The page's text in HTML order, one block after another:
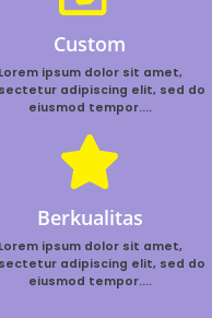
Custom
Lorem ipsum dolor sit amet,
adipiscing elit, sed do
eiusmod tempor....
Berkualitas
Lorem ipsum dolor sit amet,
adipiscing elit, sed do
eiusmod tempor....